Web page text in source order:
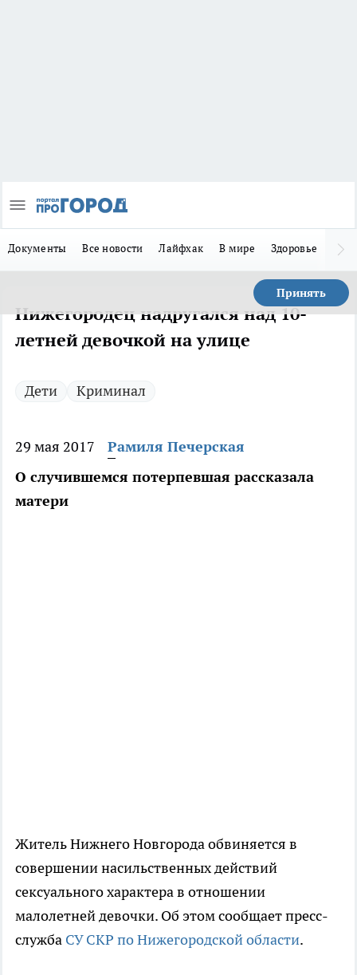
Документы Все новости Лайфхак В мире Здоровье
Принять
Нижегородец надругался над 10-
летней девочкой на улице
Дети Криминал
29 мая 2017
Рамиля Печерская
О случившемся потерпевшая рассказала
матери
Житель Нижнего Новгорода обвиняется в
совершении насильственных действий
сексуального характера в отношении
малолетней девочки. Об этом сообщает пресс-
служба СУ СКР по Нижегородской области.